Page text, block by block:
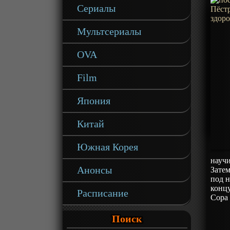
Сериалы
Мультсериалы
OVA
Film
Япония
Китай
Южная Корея
Анонсы
Расписание
Поиск
под
Сора